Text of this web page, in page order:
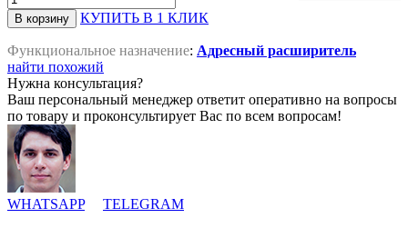
КУПИТЬ В 1 КЛИК
Функциональное назначение: Адресный расширитель
найти похожий
Нужна консультация?
Ваш персональный менеджер ответит оперативно на вопросы
по товару и проконсультирует Вас по всем вопросам!
WHATSAPP TELEGRAM